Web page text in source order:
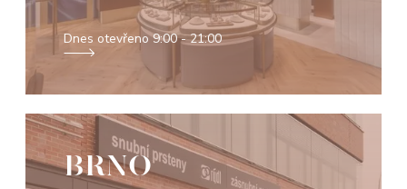
Dnes otevřeno9:00 - 21:00
BRNO